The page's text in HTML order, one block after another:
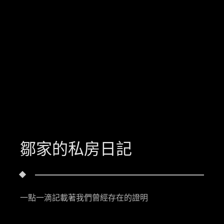
鄒家的私房日記
一點一滴記載著我們曾經存在的證明